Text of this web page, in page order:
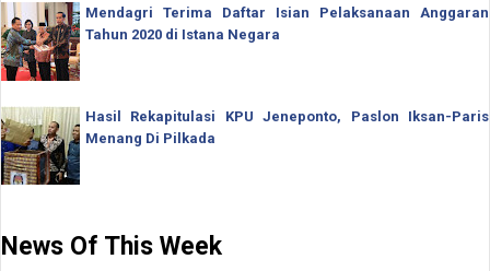
Mendagri Terima Daftar Isian Pelaksanaan Anggaran
Tahun 2020 di Istana Negara
Hasil Rekapitulasi KPU Jeneponto, Paslon Iksan-Paris
Menang Di Pilkada
News Of This Week